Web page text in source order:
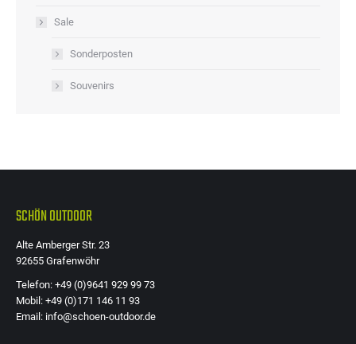
Sale
Sonderposten
Souvenirs
SCHÖN OUTDOOR
Alte Amberger Str. 23
92655 Grafenwöhr
Telefon: +49 (0)9641 929 99 73
Mobil: +49 (0)171 146 11 93
Email: info@schoen-outdoor.de